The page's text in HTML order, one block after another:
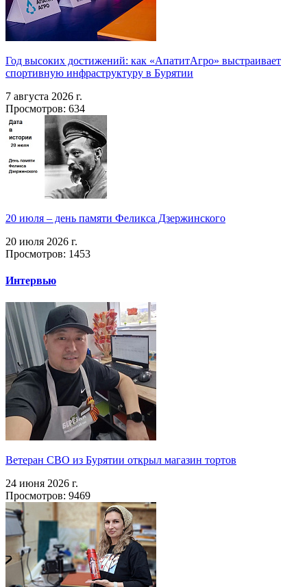
Год высоких достижений: как «АпатитАгро» выстраивает
спортивную инфраструктуру в Бурятии
7 августа 2026 г.
Просмотров: 634
20 июля – день памяти Феликса Дзержинского
20 июля 2026 г.
Просмотров: 1453
Интервью
Ветеран СВО из Бурятии открыл магазин тортов
24 июня 2026 г.
Просмотров: 9469